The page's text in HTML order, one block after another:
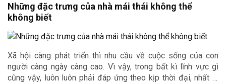
Những đặc trưng của nhà mái thái không thể
không biết
Xã hội càng phát triển thì nhu cầu về cuộc sống của con
người càng ngày càng cao. Vì vậy, trong bất kì lĩnh vực gì
cũng vậy, luôn luôn phải đáp ứng theo kịp thời đại, nhất là